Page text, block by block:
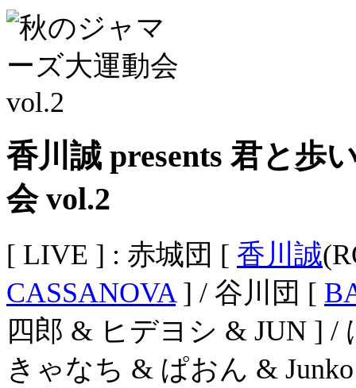
香川誠 presents 君と歩
会 vol.2
[ LIVE ] : 赤城団 [ 香川誠
CASSANOVA] / 谷川団 [
四郎 & ヒデヨシ & JUN ]
きゃなち & ぱおん &